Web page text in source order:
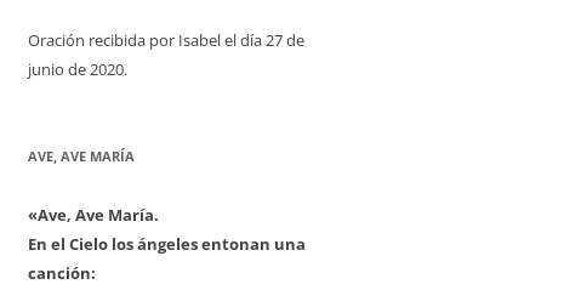
Oración recibida por Isabel el día 27 de
junio de 2020.
AVE, AVE MARÍA
«Ave, Ave María.
En el Cielo los ángeles entonan una
canción: